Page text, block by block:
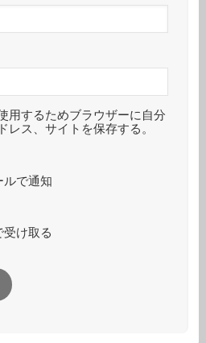
用するためブラウザーに自分
レス、サイトを保存する。
ルで通知
受け取る